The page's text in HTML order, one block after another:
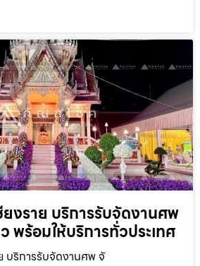
งราย บริการรับจัดงานศพ
พร้อมให้บริการทั่วประเทศ
บริการรับจัดงานศพ จั